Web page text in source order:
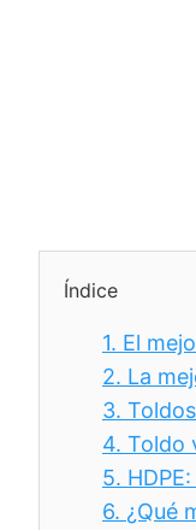
Índice
1. El
2. La
3.
4. Toldo
5.
6. ¿Qué